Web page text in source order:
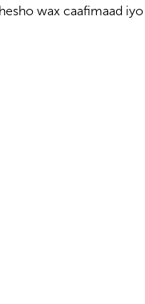
wax caafimaad iyo